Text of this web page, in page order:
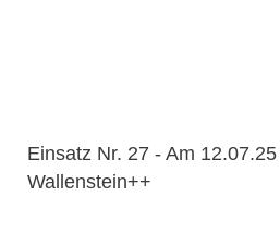
Einsatz Nr. 27 - Am
Wallenstein++